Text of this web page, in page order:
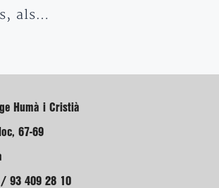
als…
Humà i Cristià
67-69
93 409 28 10